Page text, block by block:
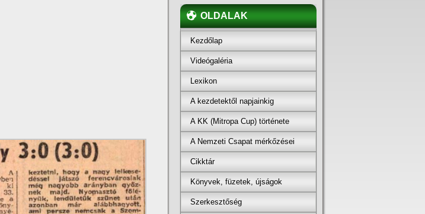
OLDALAK
Kezdőlap
Videógaléria
Lexikon
A kezdetektől napjainkig
A KK (Mitropa Cup) története
A Nemzeti Csapat mérkőzései
Cikktár
Könyvek, füzetek, újságok
Szerkesztőség